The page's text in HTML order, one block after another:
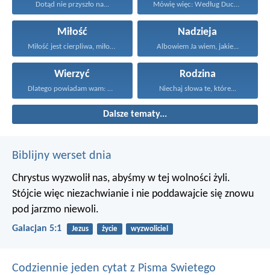
Dotąd nie przyszło na... Mówię więc: Według Ducha...
Miłość
Miłość jest cierpliwa, miłość...
Nadzieja
Albowiem Ja wiem, jakie...
Wierzyć
Dlatego powiadam wam: Wszystko...
Rodzina
Niechaj słowa te, które...
Dalsze tematy...
Biblijny werset dnia
Chrystus wyzwolił nas, abyśmy w tej wolności żyli.
Stójcie więc niezachwianie i nie poddawajcie się znowu
pod jarzmo niewoli.
Galacjan 5:1 Jezus życie wyzwoliciel
Codziennie jeden cytat z Pisma Swietego